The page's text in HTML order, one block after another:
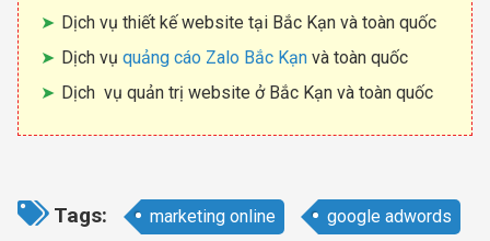
Dịch vụ thiết kế website tại Bắc Kạn và toàn quốc
Dịch vụ quảng cáo Zalo Bắc Kạn và toàn quốc
Dịch vụ quản trị website ở Bắc Kạn và toàn quốc
Tags: marketing online google adwords